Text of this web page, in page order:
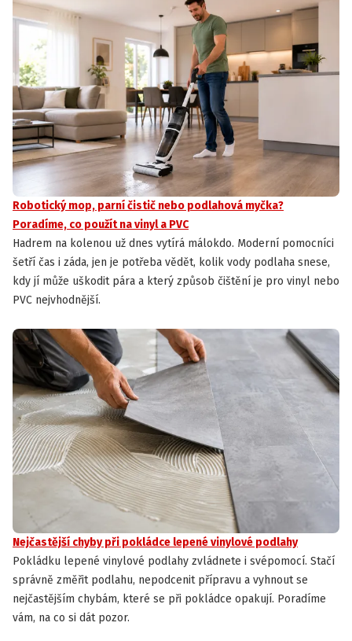
Robotický mop, parní čistič nebo podlahová myčka?
Poradíme, co použít na vinyl a PVC
Hadrem na kolenou už dnes vytírá málokdo. Moderní pomocníci
šetří čas i záda, jen je potřeba vědět, kolik vody podlaha snese,
kdy jí může uškodit pára a který způsob čištění je pro vinyl nebo
PVC nejvhodnější.
Nejčastější chyby při pokládce lepené vinylové podlahy
Pokládku lepené vinylové podlahy zvládnete i svépomocí. Stačí
správně změřit podlahu, nepodcenit přípravu a vyhnout se
nejčastějším chybám, které se při pokládce opakují. Poradíme
vám, na co si dát pozor.